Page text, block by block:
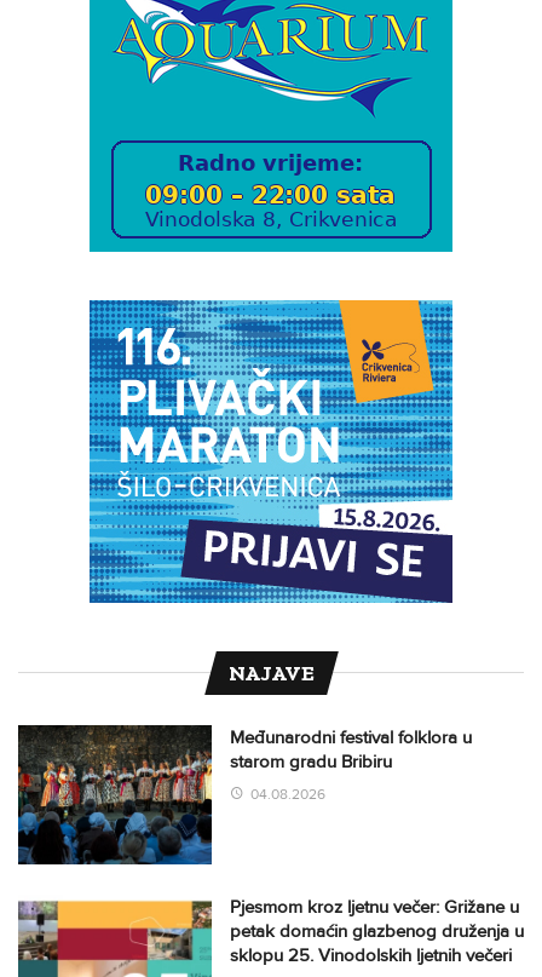
NAJAVE
Međunarodni festival folklora u
starom gradu Bribiru
04.08.2026
Pjesmom kroz ljetnu večer: Grižane u
petak domaćin glazbenog druženja u
sklopu 25. Vinodolskih ljetnih večeri